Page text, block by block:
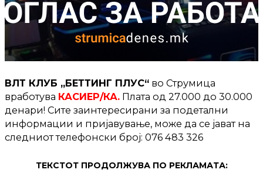
ВЛТ КЛУБ „БЕТТИНГ ПЛУС“ во Струмица
вработува КАСИЕР/КА. Плата од 27.000 до 30.000
денари! Сите заинтересирани за подетални
информации и пријавување, може да се јават на
следниот телефонски број: 076 483 326
ТЕКСТОТ ПРОДОЛЖУВА ПО РЕКЛАМАТА: